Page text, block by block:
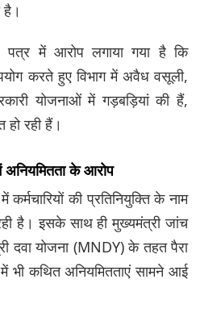
है।
पत्र में आरोप लगाया गया है कि
करते हुए विभाग में अवैध वसूली,
योजनाओं में गड़बड़ियां की हैं,
हो रही हैं।
अनियमितता के आरोप
की प्रतिनियुक्ति के नाम
है। इसके साथ ही मुख्यमंत्री जांच
दवा योजना (MNDY) के तहत पैरा
भी कथित अनियमितताएं सामने आई